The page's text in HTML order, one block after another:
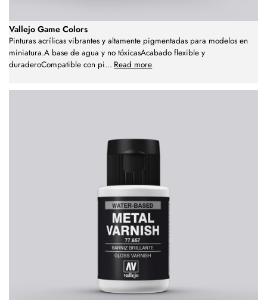
Vallejo Game Colors
Pinturas acrílicas vibrantes y altamente pigmentadas para modelos en
miniatura.A base de agua y no tóxicasAcabado flexible y
duraderoCompatible con pi... Read more